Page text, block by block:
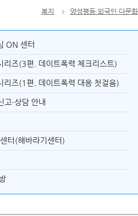
복지 양성평등·외국인·다문화
ON 센터
리즈(3편. 데이트폭력 체크리스트)
리즈(1편. 데이트폭력 대응 첫걸음)
고·상담 안내
터(해바라기센터)